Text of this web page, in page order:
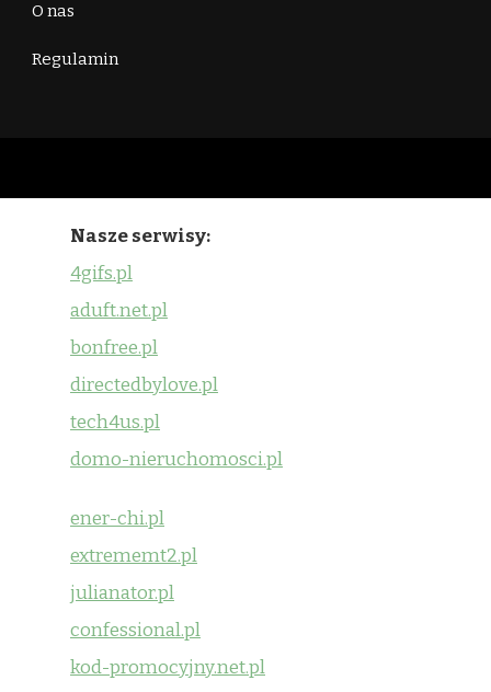
O nas
Regulamin
Nasze serwisy:
4gifs.pl
aduft.net.pl
bonfree.pl
directedbylove.pl
tech4us.pl
domo-nieruchomosci.pl
ener-chi.pl
extrememt2.pl
julianator.pl
confessional.pl
kod-promocyjny.net.pl